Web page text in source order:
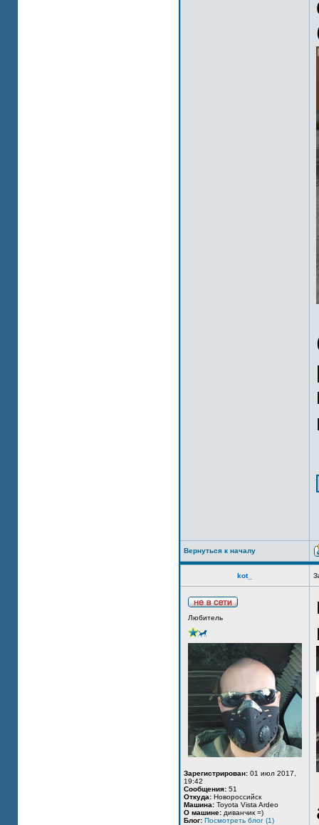
Вернуться к началу
kot_
Любитель
Зарегистрирован: 01 июл 2017,
19:42
Сообщения: 51
Откуда: Новороссийск
Машина: Toyota Vista Ardeo
О машине: диванчик =)
Блог: Посмотреть блог (1)